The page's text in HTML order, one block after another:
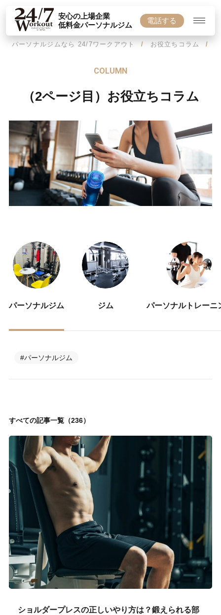
安心の上場企業
低料金パーソナルジム
電話する
パーソナルジムなら 24/7ワークアウト お役立ちコラム
COLUMN
（2ページ目）お役立ちコラム
パーソナルジム ジム パーソナルトレーニ
#パーソナルジム
すべての記事一覧（236）
ショルダープレスの正しいやり方は？鍛えられる部